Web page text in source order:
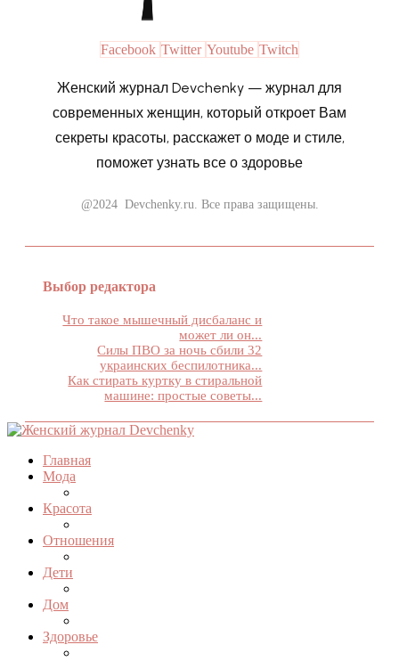
Facebook Twitter Youtube Twitch
Женский журнал Devchenky — журнал для
современных женщин, который откроет Вам
секреты красоты, расскажет о моде и стиле,
поможет узнать все о здоровье
@2024 Devchenky.ru. Все права защищены.
Выбор редактора
Что такое мышечный дисбаланс и
может ли он...
Силы ПВО за ночь сбили 32
украинских беспилотника...
Как стирать куртку в стиральной
машине: простые советы...
Главная
Мода
Красота
Отношения
Дети
Дом
Здоровье